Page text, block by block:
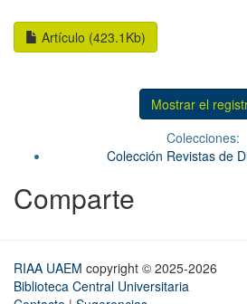
Artículo (423.1Kb)
Mostrar el
Colecciones:
Colección Revistas de
Comparte
RIAA UAEM copyright © 2025-2026
Biblioteca Central Universitaria